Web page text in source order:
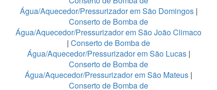
Água/Aquecedor/Pressurizador em São Domingos|
Conserto de Bomba de
Água/Aquecedor/Pressurizador em São João Climaco
| Conserto de Bomba de
Água/Aquecedor/Pressurizador em São Lucas|
Conserto de Bomba de
Água/Aquecedor/Pressurizador em São Mateus |
Conserto de Bomba de